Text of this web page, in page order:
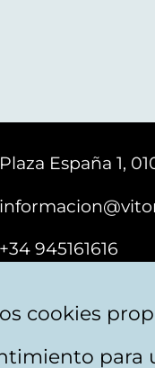
Plaza España 1,
+34 945161616
cookies